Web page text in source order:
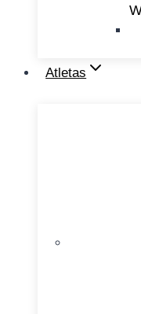
Atletas